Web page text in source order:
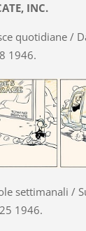
INC.
quotidiane /
1946.
settimanali /
1946.